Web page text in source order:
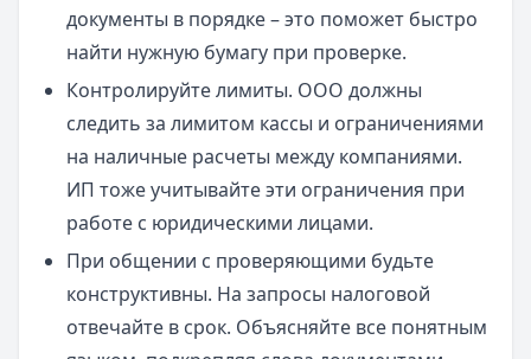
документы в порядке – это поможет быстро
найти нужную бумагу при проверке.
Контролируйте лимиты. ООО должны
следить за лимитом кассы и ограничениями
на наличные расчеты между компаниями.
ИП тоже учитывайте эти ограничения при
работе с юридическими лицами.
При общении с проверяющими будьте
конструктивны. На запросы налоговой
отвечайте в срок. Объясняйте все понятным